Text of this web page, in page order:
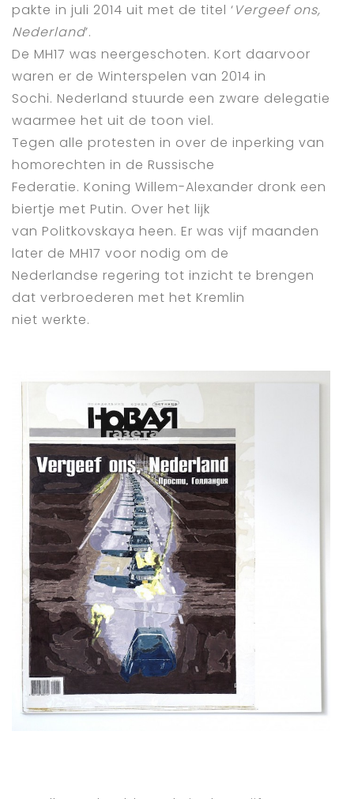
pakte in juli 2014 uit met de titel ‘Vergeef ons,
Nederland’.
De MH17 was neergeschoten. Kort daarvoor
waren er de Winterspelen van 2014 in
Sochi. Nederland stuurde een zware delegatie
waarmee het uit de toon viel.
Tegen alle protesten in over de inperking van
homorechten in de Russische
Federatie. Koning Willem-Alexander dronk een
biertje met Putin. Over het lijk
van Politkovskaya heen. Er was vijf maanden
later de MH17 voor nodig om de
Nederlandse regering tot inzicht te brengen
dat verbroederen met het Kremlin
niet werkte.